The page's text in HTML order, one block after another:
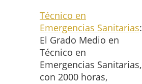
Técnico en
Emergencias Sanitarias:
El Grado Medio en
Técnico en
Emergencias Sanitarias,
con 2000 horas,